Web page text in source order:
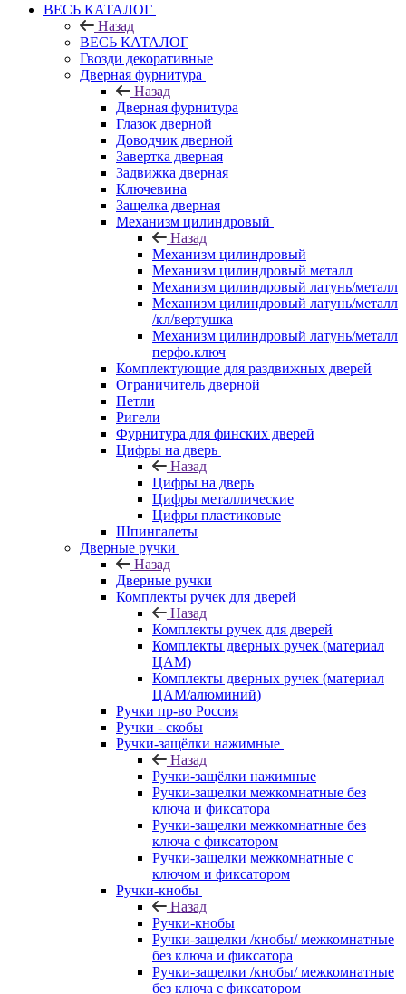
ВЕСЬ КАТАЛОГ
Назад
ВЕСЬ КАТАЛОГ
Гвозди декоративные
Дверная фурнитура
Назад
Дверная фурнитура
Глазок дверной
Доводчик дверной
Завертка дверная
Задвижка дверная
Ключевина
Защелка дверная
Механизм цилиндровый
Назад
Механизм цилиндровый
Механизм цилиндровый металл
Механизм цилиндровый латунь/металл
Механизм цилиндровый латунь/металл
/кл/вертушка
Механизм цилиндровый латунь/металл
перфо.ключ
Комплектующие для раздвижных дверей
Ограничитель дверной
Петли
Ригели
Фурнитура для финских дверей
Цифры на дверь
Назад
Цифры на дверь
Цифры металлические
Цифры пластиковые
Шпингалеты
Дверные ручки
Назад
Дверные ручки
Комплекты ручек для дверей
Назад
Комплекты ручек для дверей
Комплекты дверных ручек (материал
ЦАМ)
Комплекты дверных ручек (материал
ЦАМ/алюминий)
Ручки пр-во Россия
Ручки - скобы
Ручки-защёлки нажимные
Назад
Ручки-защёлки нажимные
Ручки-защелки межкомнатные без
ключа и фиксатора
Ручки-защелки межкомнатные без
ключа с фиксатором
Ручки-защелки межкомнатные с
ключом и фиксатором
Ручки-кнобы
Назад
Ручки-кнобы
Ручки-защелки /кнобы/ межкомнатные
без ключа и фиксатора
Ручки-защелки /кнобы/ межкомнатные
без ключа с фиксатором